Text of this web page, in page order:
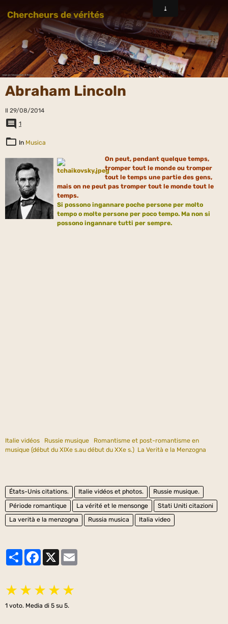
Chercheurs de vérités
Abraham Lincoln
Il 29/08/2014
1
In Musica
On peut, pendant quelque temps,
tromper tout le monde ou tromper
tout le temps une partie des gens,
mais on ne peut pas tromper tout le monde tout le
temps.
Si possono ingannare poche persone per molto
tempo o molte persone per poco tempo. Ma non si
possono ingannare tutti per sempre.
Italie vidéos Russie musique
Romantisme et post-romantisme en
musique (début du XIXe s.au début du XXe s.) La Verità e la Menzogna
États-Unis citations. Italie vidéos et photos.
Russie musique.
Période romantique
La vérité et le mensonge
Stati Uniti citazioni
La verità e la menzogna
Russia musica Italia video
PartagerFacebook
★ ★ ★ ★ ★
1 voto. Media di 5 su 5.